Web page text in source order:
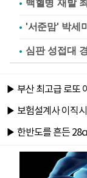
백혈병 재발
'서준맘' 박세
심판 성접대